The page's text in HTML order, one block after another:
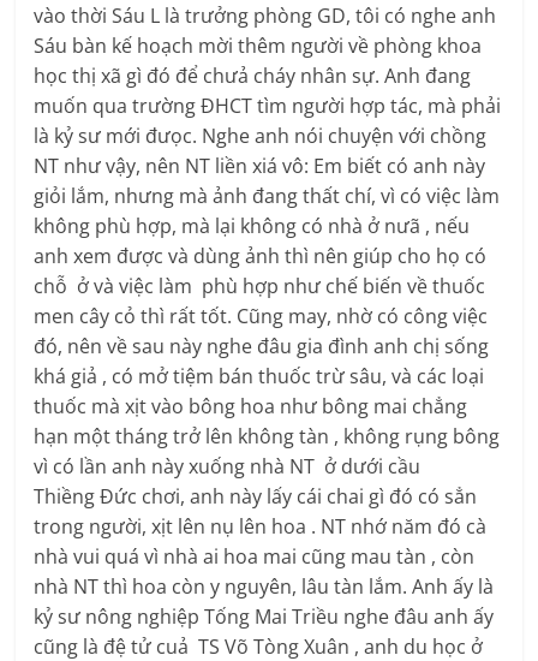
vào thời Sáu L là trưởng phòng GD, tôi có nghe anh
Sáu bàn kế hoạch mời thêm người về phòng khoa
học thị xã gì đó để chưả cháy nhân sự. Anh đang
muốn qua trường ĐHCT tìm người hợp tác, mà phải
là kỷ sư mới đưọc. Nghe anh nói chuyện với chồng
NT như vậy, nên NT liền xiá vô: Em biết có anh này
giỏi lắm, nhưng mà ảnh đang thất chí, vì có việc làm
không phù hợp, mà lại không có nhà ở nưã , nếu
anh xem được và dùng ảnh thì nên giúp cho họ có
chỗ ở và việc làm phù hợp như chế biến về thuốc
men cây cỏ thì rất tốt. Cũng may, nhờ có công việc
đó, nên về sau này nghe đâu gia đình anh chị sống
khá giả , có mở tiệm bán thuốc trừ sâu, và các loại
thuốc mà xịt vào bông hoa như bông mai chẳng
hạn một tháng trở lên không tàn , không rụng bông
vì có lần anh này xuống nhà NT ở dưới cầu
Thiềng Đức chơi, anh này lấy cái chai gì đó có sẳn
trong người, xịt lên nụ lên hoa . NT nhớ năm đó cà
nhà vui quá vì nhà ai hoa mai cũng mau tàn , còn
nhà NT thì hoa còn y nguyên, lâu tàn lắm. Anh ấy là
kỷ sư nông nghiệp Tống Mai Triều nghe đâu anh ấy
cũng là đệ tử cuả TS Võ Tòng Xuân , anh du học ở